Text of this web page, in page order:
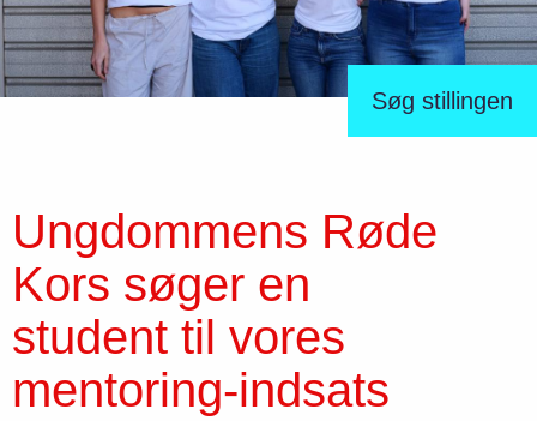
Søg stillingen
Ungdommens Røde
Kors søger en
student til vores
mentoring-indsats